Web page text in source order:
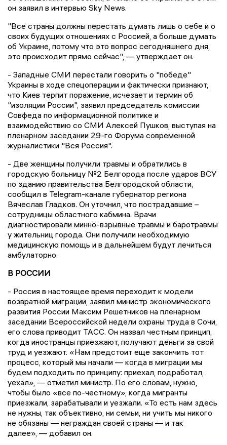
он заявил в интервью Sky News.
"Все страны должны перестать думать лишь о себе и о
своих будущих отношениях с Россией, а больше думать
об Украине, потому что это вопрос сегодняшнего дня,
это происходит прямо сейчас", — утверждает он.
- Западные СМИ перестали говорить о "победе"
Украины в ходе спецоперации и фактически признают,
что Киев терпит поражение, исчезает и термин об
"изоляции России", заявил председатель комиссии
Совфеда по информационной политике и
взаимодействию со СМИ Алексей Пушков, выступая на
пленарном заседании 29-го Форума современной
журналистики "Вся Россия".
- Две женщины получили травмы и обратились в
городскую больницу №2 Белгорода после ударов ВСУ
по зданию правительства Белгородской области,
сообщил в Telegram-канале губернатор региона
Вячеслав Гладков. Он уточнил, что пострадавшие –
сотрудницы областного кабмина. Врачи
диагностировали минно-взрывные травмы и баротравмы
у жительниц города. Они получили необходимую
медицинскую помощь и в дальнейшем будут лечиться
амбулаторно.
В РОССИИ
- Россия в настоящее время переходит к модели
возвратной миграции, заявил министр экономического
развития России Максим Решетников на пленарном
заседании Всероссийской недели охраны труда в Сочи,
его слова приводит ТАСС. Он назвал честным принцип,
когда иностранцы приезжают, получают деньги за свой
труд и уезжают. «Нам предстоит еще закончить тот
процесс, который мы начали — когда в миграции мы
будем подходить по принципу: приехал, подработал,
уехал», — отметил министр. По его словам, нужно,
чтобы было «все по-честному», когда мигранты
приезжали, зарабатывали и уезжали. «То есть нам здесь
не нужны, так объективно, ни семьи, ни учить мы никого
не обязаны — неграждан своей страны — и так
далее», — добавил он.